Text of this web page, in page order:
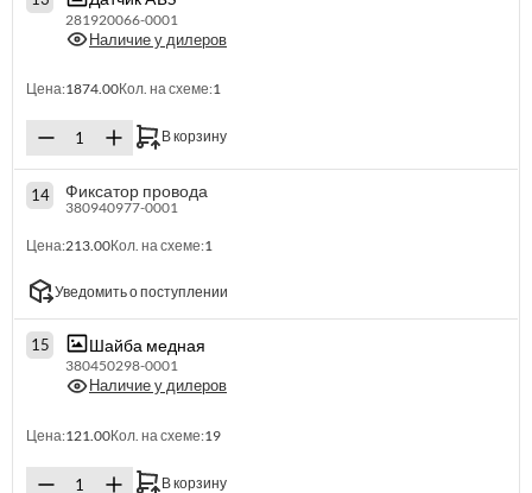
281920066-0001
Наличие у дилеров
Цена:1874.00Кол. на схеме:1
В корзину
14 Фиксатор провода
380940977-0001
Цена:213.00Кол. на схеме:1
Уведомить о поступлении
15 Шайба медная
380450298-0001
Наличие у дилеров
Цена:121.00Кол. на схеме:19
В корзину